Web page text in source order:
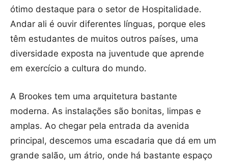
ótimo destaque para o setor de Hospitalidade.
Andar ali é ouvir diferentes línguas, porque eles
têm estudantes de muitos outros países, uma
diversidade exposta na juventude que aprende
em exercício a cultura do mundo.
A Brookes tem uma arquitetura bastante
moderna. As instalações são bonitas, limpas e
amplas. Ao chegar pela entrada da avenida
principal, descemos uma escadaria que dá em um
grande salão, um átrio, onde há bastante espaço